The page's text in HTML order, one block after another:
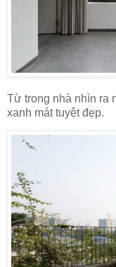
Từ trong nhà nhìn ra
xanh mát tuyệt đẹp.